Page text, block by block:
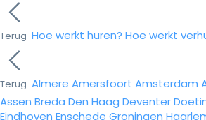
Terug Hoe werkt huren? Hoe werkt
Terug Almere Amersfoort Amsterdam
Assen Breda Den Haag Deventer
Eindhoven Enschede Groningen